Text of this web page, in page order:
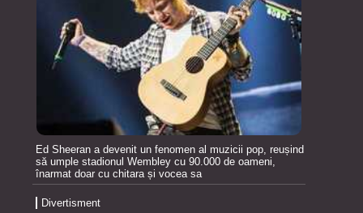
Ed Sheeran a devenit un fenomen al muzicii pop, reușind
să umple stadionul Wembley cu 90.000 de oameni,
înarmat doar cu chitara și vocea sa
Divertisment